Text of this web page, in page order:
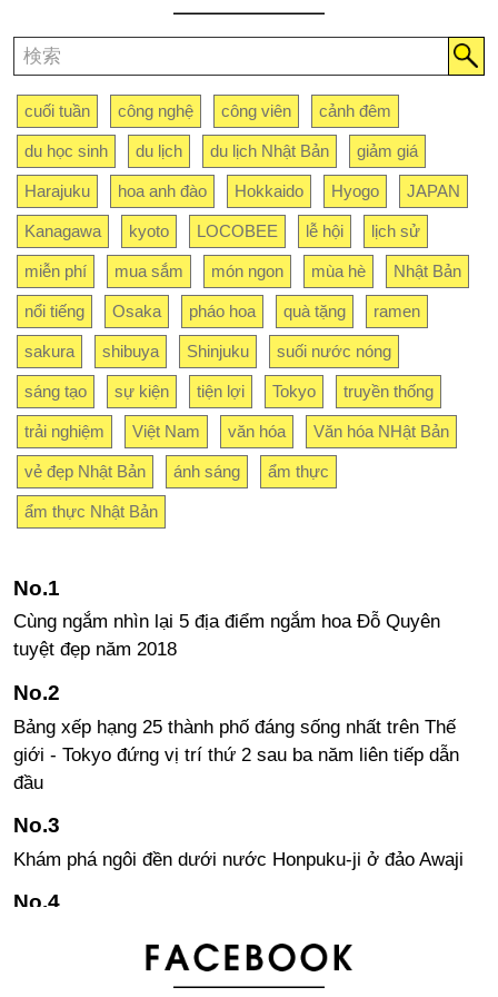
cuối tuần công nghệ công viên cảnh đêm
du học sinh du lịch du lịch Nhật Bản giảm giá
Harajuku hoa anh đào Hokkaido Hyogo JAPAN
Kanagawa kyoto LOCOBEE lễ hội lịch sử
miễn phí mua sắm món ngon mùa hè Nhật Bản
nổi tiếng Osaka pháo hoa quà tặng ramen
sakura shibuya Shinjuku suối nước nóng
sáng tạo sự kiện tiện lợi Tokyo truyền thống
trải nghiệm Việt Nam văn hóa Văn hóa NHật Bản
vẻ đẹp Nhật Bản ánh sáng ẩm thực
ẩm thực Nhật Bản
Cùng ngắm nhìn lại 5 địa điểm ngắm hoa Đỗ Quyên
tuyệt đẹp năm 2018
Bảng xếp hạng 25 thành phố đáng sống nhất trên Thế
giới - Tokyo đứng vị trí thứ 2 sau ba năm liên tiếp dẫn
đầu
Khám phá ngôi đền dưới nước Honpuku-ji ở đảo Awaji